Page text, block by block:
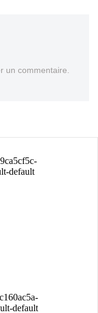
un commentaire.